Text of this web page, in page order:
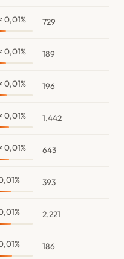
0,01% 729
0,01% 189
0,01% 196
0,01% 1.442
0,01% 643
393
2.221
186